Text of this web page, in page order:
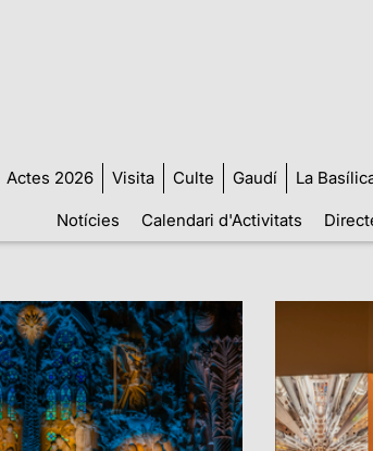
Actes 2026 Visita Culte Gaudí La
Notícies
Calendari d'Activitats